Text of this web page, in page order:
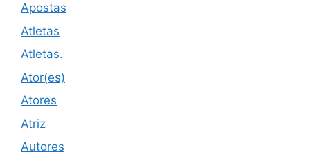
Apostas
Atletas
Atletas.
Ator(es)
Atores
Atriz
Autores